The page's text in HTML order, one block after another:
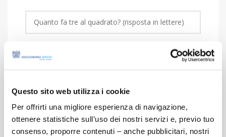
Questo sito web utilizza i cookie
Per offrirti una migliore esperienza di navigazione,
ottenere statistiche sull’uso dei nostri servizi e, previo tuo
consenso, proporre contenuti – anche pubblicitari, nostri
Elena Radaelli
MANAGER CONTABILITÀ